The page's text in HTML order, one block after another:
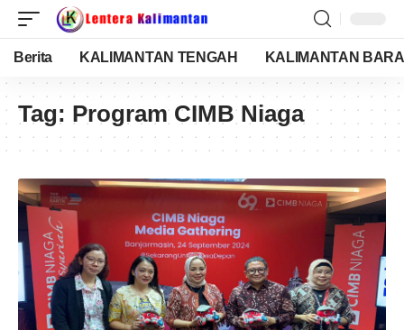
Berita KALIMANTAN TENGAH KALIMANTAN
Tag: Program CIMB Niaga